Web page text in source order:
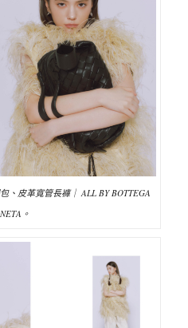
、皮革寬管長褲｜ ALL BY BOTTEGA
。